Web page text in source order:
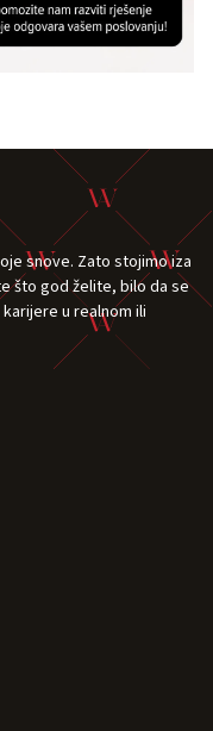
snove. Zato stojimo iza
što god želite, bilo da se
u realnom ili